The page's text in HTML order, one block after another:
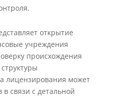
открытие
учреждения
происхождения
лицензирования может
в связи с детальной